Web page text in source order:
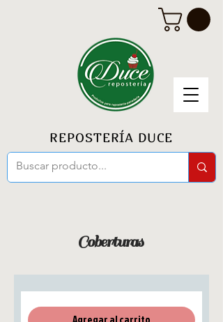
REPOSTERÍA DUCE
Coberturas